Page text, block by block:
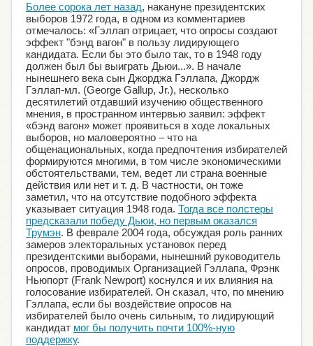
Более сорока лет назад, накануне президентских
выборов 1972 года, в одном из комментариев
отмечалось: «Гэллап отрицает, что опросы создают
эффект "бэнд вагон" в пользу лидирующего
кандидата. Если бы это было так, то в 1948 году
должен был бы выиграть Дьюи...». В начале
нынешнего века сын Джорджа Гэллапа, Джордж
Гэллап-мл. (George Gallup, Jr.), несколько
десятилетий отдавший изучению общественного
мнения, в пространном интервью заявил: эффект
«бэнд вагон» может проявиться в ходе локальных
выборов, но маловероятно – что на
общенациональных, когда предпочтения избирателей
формируются многими, в том числе экономическими
обстоятельствами, тем, ведет ли страна военные
действия или нет и т. д. В частности, он тоже
заметил, что на отсутствие подобного эффекта
указывает ситуация 1948 года. Тогда все полстеры
предсказали победу Дьюи, но первым оказался
Трумэн. В феврале 2004 года, обсуждая роль ранних
замеров электоральных установок перед
президентскими выборами, нынешний руководитель
опросов, проводимых Организацией Гэллапа, Фрэнк
Ньюпорт (Frank Newport) коснулся и их влияния на
голосование избирателей. Он сказал, что, по мнению
Гэллапа, если бы воздействие опросов на
избирателей было очень сильным, то лидирующий
кандидат мог бы получить почти 100%-ную
поддержку.